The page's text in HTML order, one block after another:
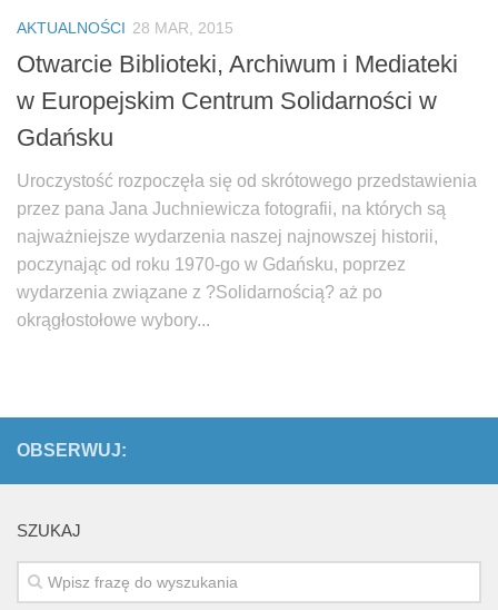
Fundacja Batorego
AKTUALNOŚCI 28 MAR, 2015
Otwarcie Biblioteki, Archiwum i Mediateki
w Europejskim Centrum Solidarności w
Gdańsku
Uroczystość rozpoczęła się od skrótowego przedstawienia
przez pana Jana Juchniewicza fotografii, na których są
najważniejsze wydarzenia naszej najnowszej historii,
poczynając od roku 1970-go w Gdańsku, poprzez
wydarzenia związane z ?Solidarnością? aż po
okrągłostołowe wybory...
OBSERWUJ:
SZUKAJ